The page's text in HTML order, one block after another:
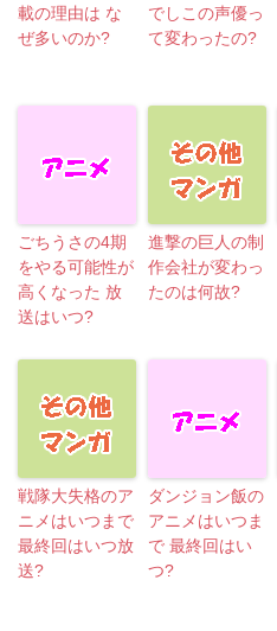
載の理由は な
ぜ多いのか?
でしこの声優っ
て変わったの?
ごちうさの4期
をやる可能性が
高くなった 放
送はいつ?
進撃の巨人の制
作会社が変わっ
たのは何故?
戦隊大失格のア
ニメはいつまで
最終回はいつ放
送?
ダンジョン飯の
アニメはいつま
で 最終回はい
つ?